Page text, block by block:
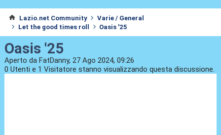
Lazio.net Community
Varie / General
Let the good times roll
Oasis '25
Oasis '25
Aperto da FatDanny, 27 Ago 2024, 09:26
0 Utenti e 1 Visitatore stanno visualizzando questa discussione.